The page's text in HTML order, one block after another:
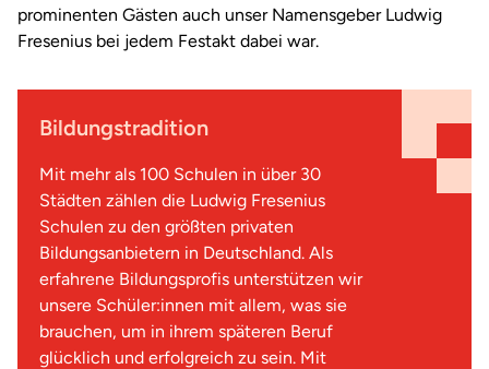
prominenten Gästen auch unser Namensgeber Ludwig
Fresenius bei jedem Festakt dabei war.
Bildungstradition
Mit mehr als 100 Schulen in über 30
Städten zählen die Ludwig Fresenius
Schulen zu den größten privaten
Bildungsanbietern in Deutschland. Als
erfahrene Bildungsprofis unterstützen wir
unsere Schüler:innen mit allem, was sie
brauchen, um in ihrem späteren Beruf
glücklich und erfolgreich zu sein. Mit